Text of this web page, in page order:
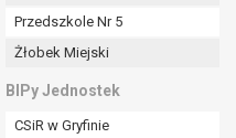
Przedszkole Nr 5
Żłobek Miejski
BIPy Jednostek
CSiR w Gryfinie
są